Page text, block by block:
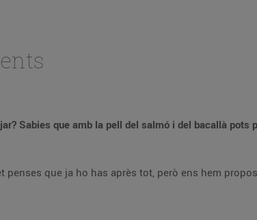
Sabies que amb la pell del salmó i del bacallà pots
que ja ho has après tot, però ens hem